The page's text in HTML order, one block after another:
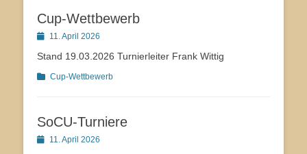
Cup-Wettbewerb
Veröffentlicht
11. April 2026
Stand 19.03.2026 Turnierleiter Frank Wittig
Kategorien
Cup-Wettbewerb
SoCU-Turniere
Veröffentlicht
11. April 2026